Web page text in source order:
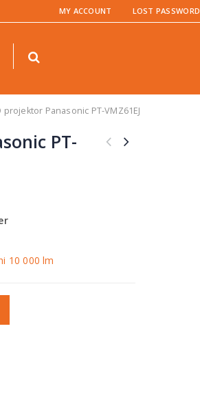
MY ACCOUNT LOST PASSWORD
projektor Panasonic PT-VMZ61EJ
PT-
10 000 lm